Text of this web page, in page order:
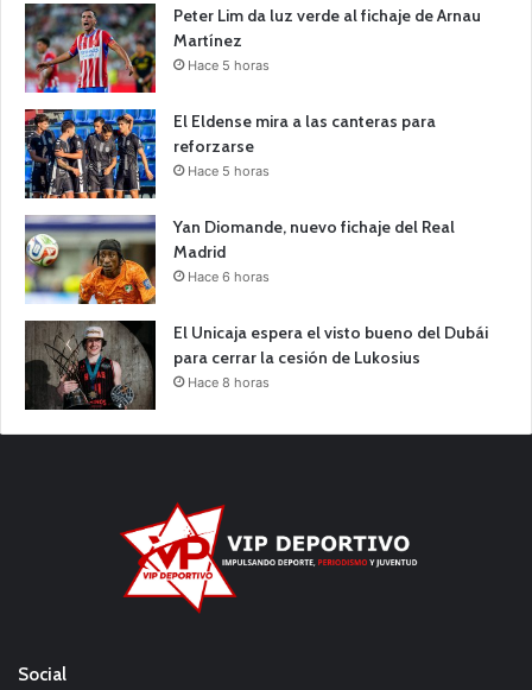
Peter Lim da luz verde al fichaje de Arnau
Martínez
Hace 5 horas
El Eldense mira a las canteras para
reforzarse
Hace 5 horas
Yan Diomande, nuevo fichaje del Real
Madrid
Hace 6 horas
El Unicaja espera el visto bueno del Dubái
para cerrar la cesión de Lukosius
Hace 8 horas
Social